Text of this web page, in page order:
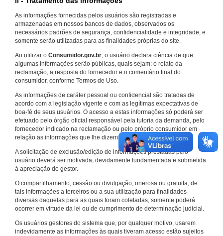
As informações fornecidas pelos usuários são registradas e
armazenadas em nossos bancos de dados, observados os
necessários padrões de segurança, confidencialidade e integridade, e
somente serão utilizadas para as finalidades próprias do site.
Ao utilizar o Consumidor.gov.br, o usuário declara ciência de que
algumas informações serão públicas, quais sejam: o relato da
reclamação, a resposta do fornecedor e o comentário final do
consumidor, conforme Termos de Uso.
As informações de caráter pessoal ou confidencial são tratadas de
acordo com a legislação vigente e com as legítimas expectativas de
boa-fé de seus usuários. O acesso a estas informações só poderá ser
efetuado pelo órgão oficial responsável pela tutoria da demanda, pelo
fornecedor indicado na reclamação ou pelo próprio consumidor em
relação as informações que lhe dizem respeito.
A solicitação de exclusão/edição de informações prestadas pelo
usuário deverá ser motivada, devidamente fundamentada e submetida
à apreciação do gestor.
O compartilhamento, cessão ou divulgação, onerosa ou gratuita, de
tais informações a terceiros ou a sua utilização para finalidades
diversas daquelas para as quais foram coletadas, somente poderá
ocorrer em virtude da lei ou de cumprimento de determinação judicial.
Os usuários gestores do sistema que, por qualquer motivo, usarem
indevidamente as informações às quais tiveram acesso estão sujeitos